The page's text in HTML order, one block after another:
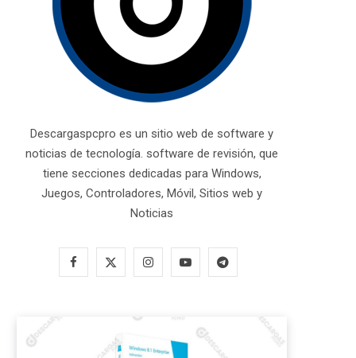
Descargaspcpro es un sitio web de software y
noticias de tecnología. software de revisión, que
tiene secciones dedicadas para Windows,
Juegos, Controladores, Móvil, Sitios web y
Noticias
F
w
I
t
Y T